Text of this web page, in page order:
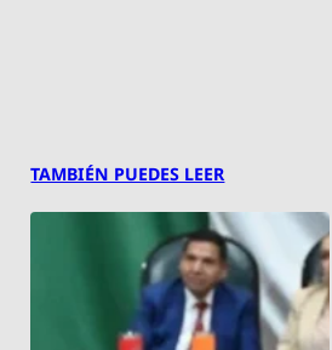
TAMBIÉN PUEDES LEER